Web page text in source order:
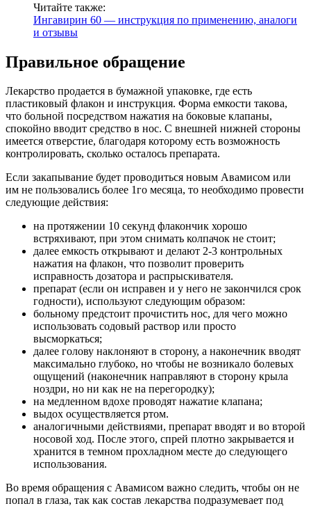
Читайте также:
Ингавирин 60 — инструкция по применению, аналоги
и отзывы
Правильное обращение
Лекарство продается в бумажной упаковке, где есть
пластиковый флакон и инструкция. Форма емкости такова,
что больной посредством нажатия на боковые клапаны,
спокойно вводит средство в нос. С внешней нижней стороны
имеется отверстие, благодаря которому есть возможность
контролировать, сколько осталось препарата.
Если закапывание будет проводиться новым Авамисом или
им не пользовались более 1го месяца, то необходимо провести
следующие действия:
на протяжении 10 секунд флакончик хорошо
встряхивают, при этом снимать колпачок не стоит;
далее емкость открывают и делают 2-3 контрольных
нажатия на флакон, что позволит проверить
исправность дозатора и распрыскивателя.
препарат (если он исправен и у него не закончился срок
годности), используют следующим образом:
больному предстоит прочистить нос, для чего можно
использовать содовый раствор или просто
высморкаться;
далее голову наклоняют в сторону, а наконечник вводят
максимально глубоко, но чтобы не возникало болевых
ощущений (наконечник направляют в сторону крыла
ноздри, но ни как не на перегородку);
на медленном вдохе проводят нажатие клапана;
выдох осуществляется ртом.
аналогичными действиями, препарат вводят и во второй
носовой ход. После этого, спрей плотно закрывается и
хранится в темном прохладном месте до следующего
использования.
Во время обращения с Авамисом важно следить, чтобы он не
попал в глаза, так как состав лекарства подразумевает под